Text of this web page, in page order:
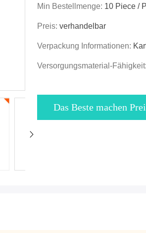
Min Bestellmenge: 10 Piece /
Preis: verhandelbar
Verpackung Informationen:
Versorgungsmaterial-Fähigkeit:
Das Beste machen